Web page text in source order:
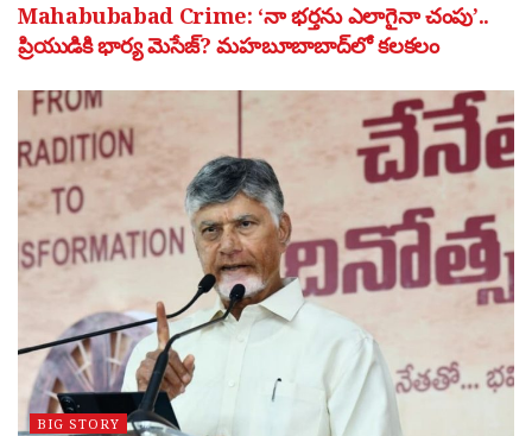
Mahabubabad Crime: ‘నా భర్తను ఎలాగైనా చంపు’..
ప్రియుడికి భార్య మెసేజ్? మహబూబాబాద్‌లో కలకలం
BIG STORY